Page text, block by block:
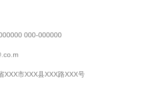
000-000000
XXX市XXX县XXX路XXX号